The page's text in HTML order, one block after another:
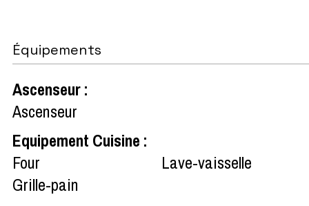
Équipements
Ascenseur:
Ascenseur
Equipement Cuisine :
Four
Lave-vaisselle
Grille-pain